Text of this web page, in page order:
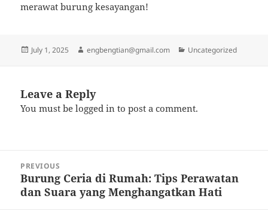
merawat burung kesayangan!
Posted
July 1, 2025 Author
engbengtian@gmail.com Categories
Uncategorized
Leave a Reply
You must belogged in to post a comment.
navigation
PREVIOUS
Previous
post:
Burung Ceria di Rumah: Tips Perawatan
dan Suara yang Menghangatkan Hati